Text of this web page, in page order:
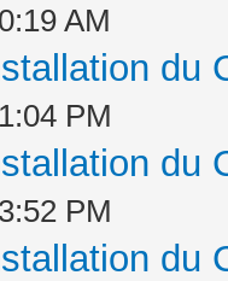
AM
du
PM
du
PM
du